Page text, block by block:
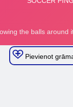
Pievienot